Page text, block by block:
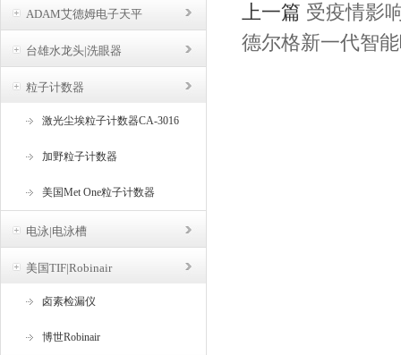
ADAM艾德姆电子天平
台雄水龙头|洗眼器
粒子计数器
激光尘埃粒子计数器CA-3016
加野粒子计数器
美国Met One粒子计数器
电泳|电泳槽
美国TIF|Robinair
卤素检漏仪
博世Robinair
上一篇 受疫情影
德尔格新一代智能